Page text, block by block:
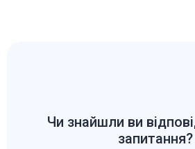
Чи знайшли ви
запитання?